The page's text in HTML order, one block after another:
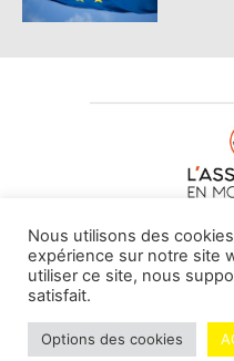
À PROPOS DE
© L'assurance en
Nous utilisons des
expérience sur notre site
utiliser ce site, nous
satisfait.
Options des cookies